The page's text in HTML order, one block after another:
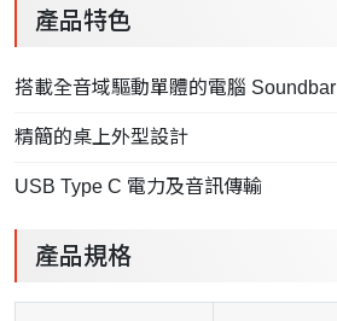
產品特色
搭載全音域驅動單體的電腦 Soundbar
精簡的桌上外型設計
USB Type C 電力及音訊傳輸
產品規格